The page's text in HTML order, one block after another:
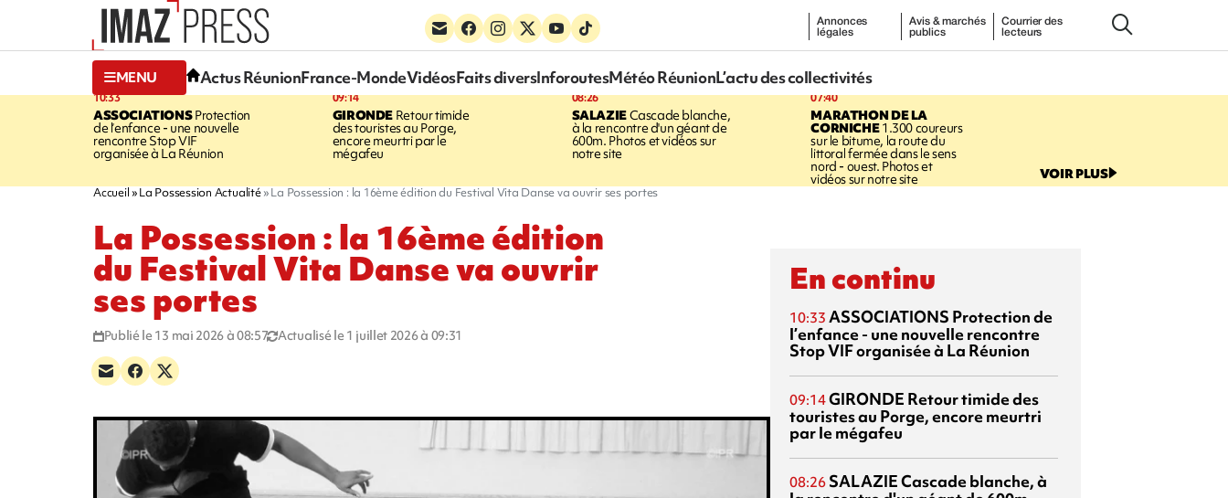
Annonces
légales
Avis & marchés
publics
Courrier des
lecteurs
MENU Actus RéunionFrance-MondeVidéosFaits diversInforoutesMétéo RéunionL’actu des collectivités
10:33
ASSOCIATIONSProtection
de l’enfance - une nouvelle
rencontre Stop VIF
organisée à La Réunion
09:14
GIRONDE Retour timide
des touristes au Porge,
encore meurtri par le
mégafeu
08:26
SALAZIECascade blanche,
à la rencontre d'un géant de
600m. Photos et vidéos sur
notre site
07:40
MARATHON DE LA
CORNICHE1.300 coureurs
sur le bitume, la route du
littoral fermée dans le sens
nord - ouest. Photos et
vidéos sur notre site VOIR PLUS
Accueil La Possession Actualité La Possession : la 16ème édition du Festival Vita Danse va ouvrir ses portes
La Possession : la 16ème édition
du Festival Vita Danse va ouvrir
ses portes
Publié le 13 mai 2026 à 08:57 Actualisé le 1 juillet 2026 à 09:31
En continu
10:33 ASSOCIATIONS Protection de
l’enfance - une nouvelle rencontre
Stop VIF organisée à La Réunion
09:14GIRONDE Retour timide des
touristes au Porge, encore meurtri
par le mégafeu
08:26 SALAZIECascade blanche, à